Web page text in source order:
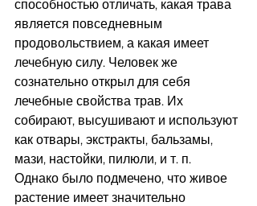
способностью отличать, какая трава
является повседневным
продовольствием, а какая имеет
лечебную силу. Человек же
сознательно открыл для себя
лечебные свойства трав. Их
собирают, высушивают и используют
как отвары, экстракты, бальзамы,
мази, настойки, пилюли, и т. п.
Однако было подмечено, что живое
растение имеет значительно